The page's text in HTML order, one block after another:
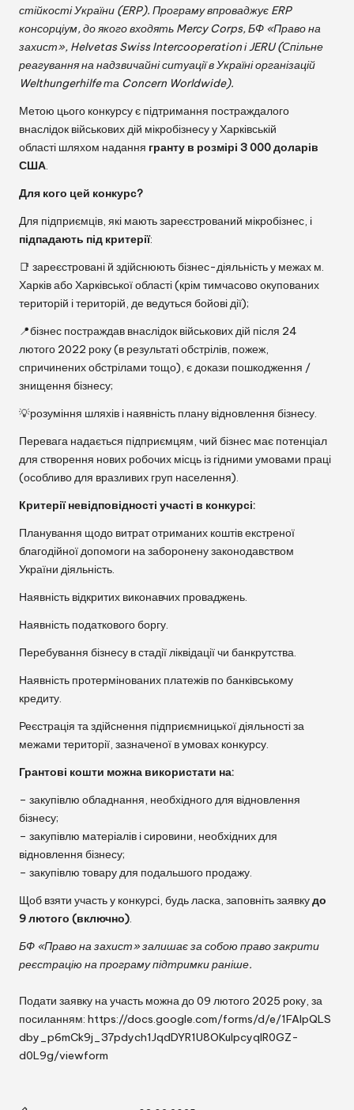
стійкості України (ERP). Програму впроваджує ERP
консорціум, до якого входять Mercy Corps, БФ «Право на
захист», Helvetas Swiss Intercooperation і JERU (Спільне
реагування на надзвичайні ситуації в Україні організацій
Welthungerhilfe та Concern Worldwide).
Метою цього конкурсу є підтримання постраждалого
внаслідок військових дій мікробізнесу у Харківській
області шляхом надання гранту в розмірі 3 000 доларів
США.
Для кого цей конкурс?
Для підприємців, які мають зареєстрований мікробізнес, і
підпадають під критерії:
📑 зареєстровані й здійснюють бізнес-діяльність у межах м.
Харків або Харківської області (крім тимчасово окупованих
територій і територій, де ведуться бойові дії);
📍бізнес постраждав внаслідок військових дій після 24
лютого 2022 року (в результаті обстрілів, пожеж,
спричинених обстрілами тощо), є докази пошкодження /
знищення бізнесу;
💡розуміння шляхів і наявність плану відновлення бізнесу.
Перевага надається підприємцям, чий бізнес має потенціал
для створення нових робочих місць із гідними умовами праці
(особливо для вразливих груп населення).
Критерії невідповідності участі в конкурсі:
Планування щодо витрат отриманих коштів екстреної
благодійної допомоги на заборонену законодавством
України діяльність.
Наявність відкритих виконавчих проваджень.
Наявність податкового боргу.
Перебування бізнесу в стадії ліквідації чи банкрутства.
Наявність протермінованих платежів по банківському
кредиту.
Реєстрація та здійснення підприємницької діяльності за
межами території, зазначеної в умовах конкурсу.
Грантові кошти можна використати на:
– закупівлю обладнання, необхідного для відновлення
бізнесу;
– закупівлю матеріалів і сировини, необхідних для
відновлення бізнесу;
– закупівлю товару для подальшого продажу.
Щоб взяти участь у конкурсі, будь ласка, заповніть заявкудо
9 лютого (включно).
БФ «Право на захист» залишає за собою право закрити
реєстрацію на програму підтримки раніше.
Подати заявку на участь можна до 09 лютого 2025 року, за
посиланням: https://docs.google.com/forms/d/e/1FAIpQLS
dby_p6mCk9j_37pdych1JqdDYR1U8OKulpcyqIR0GZ-
d0L9g/viewform